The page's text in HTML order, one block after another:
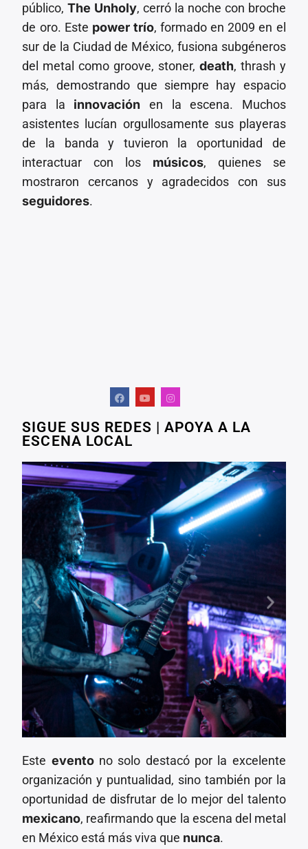
público,The Unholy, cerró la noche con broche
de oro. Este power trío, formado en 2009 en el
sur de la Ciudad de México, fusiona subgéneros
del metal como groove, stoner, death, thrash y
más, demostrando que siempre hay espacio
para la innovación en la escena. Muchos
asistentes lucían orgullosamente sus playeras
de la banda y tuvieron la oportunidad de
interactuar con los músicos, quienes se
mostraron cercanos y agradecidos con sus
seguidores.
SIGUE SUS REDES | APOYA A LA
ESCENA LOCAL
Este eventono solo destacó por la excelente
organización y puntualidad, sino también por la
oportunidad de disfrutar de lo mejor del talento
mexicano, reafirmando que la escena del metal
en México está más viva que nunca.